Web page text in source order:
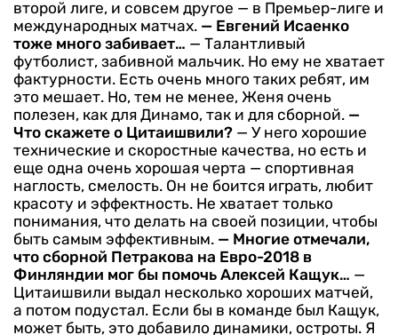
второй лиге, и совсем другое — в Премьер-лиге и
международных матчах. — Евгений Исаенко
тоже много забивает… — Талантливый
футболист, забивной мальчик. Но ему не хватает
фактурности. Есть очень много таких ребят, им
это мешает. Но, тем не менее, Женя очень
полезен, как для Динамо, так и для сборной. —
Что скажете о Цитаишвили? — У него хорошие
технические и скоростные качества, но есть и
еще одна очень хорошая черта — спортивная
наглость, смелость. Он не боится играть, любит
красоту и эффектность. Не хватает только
понимания, что делать на своей позиции, чтобы
быть самым эффективным. — Многие отмечали,
что сборной Петракова на Евро-2018 в
Финляндии мог бы помочь Алексей Кащук… —
Цитаишвили выдал несколько хороших матчей,
а потом подустал. Если бы в команде был Кащук,
может быть, это добавило динамики, остроты. Я